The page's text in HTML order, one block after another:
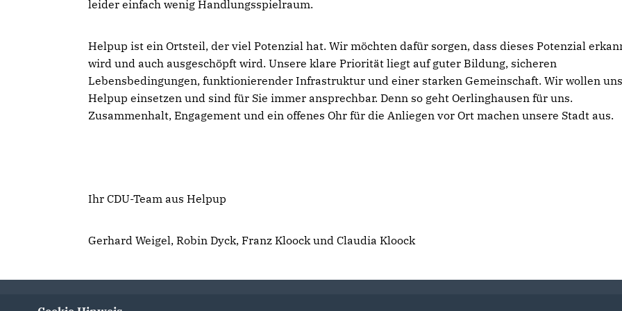
leider einfach wenig Handlungsspielraum.
Helpup ist ein Ortsteil, der viel Potenzial hat. Wir möchten dafür sorgen, dass dieses Potenzial
wird und auch ausgeschöpft wird. Unsere klare Priorität liegt auf guter Bildung, sicheren
Lebensbedingungen, funktionierender Infrastruktur und einer starken Gemeinschaft. Wir wollen
Helpup einsetzen und sind für Sie immer ansprechbar. Denn so geht Oerlinghausen für uns.
Zusammenhalt, Engagement und ein offenes Ohr für die Anliegen vor Ort machen unsere Stadt aus.
Ihr CDU-Team aus Helpup
Gerhard Weigel, Robin Dyck, Franz Kloock und Claudia Kloock